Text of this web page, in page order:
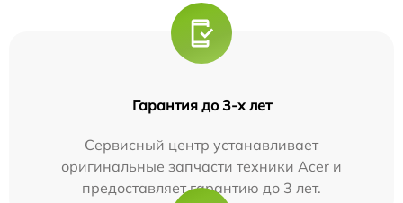
Гарантия до 3-х лет
Сервисный центр устанавливает
оригинальные запчасти техники Acer и
предоставляет гарантию до 3 лет.